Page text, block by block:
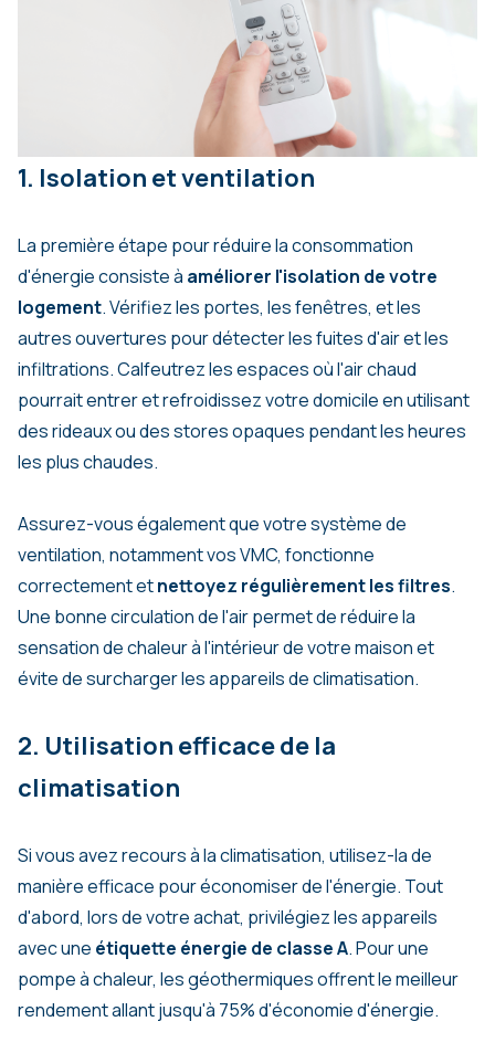
1. Isolation et ventilation
La première étape pour réduire la consommation
d'énergie consiste à améliorer l'isolation de votre
logement. Vérifiez les portes, les fenêtres, et les
autres ouvertures pour détecter les fuites d'air et les
infiltrations. Calfeutrez les espaces où l'air chaud
pourrait entrer et refroidissez votre domicile en utilisant
des rideaux ou des stores opaques pendant les heures
les plus chaudes.
Assurez-vous également que votre système de
ventilation, notamment vos VMC, fonctionne
correctement etnettoyez régulièrement les filtres.
Une bonne circulation de l'air permet de réduire la
sensation de chaleur à l'intérieur de votre maison et
évite de surcharger les appareils de climatisation.
2. Utilisation efficace de la
climatisation
Si vous avez recours à la climatisation, utilisez-la de
manière efficace pour économiser de l'énergie. Tout
d'abord, lors de votre achat, privilégiez les appareils
avec une étiquette énergie de classe A. Pour une
pompe à chaleur, les géothermiques offrent le meilleur
rendement allant jusqu'à 75% d'économie d'énergie.